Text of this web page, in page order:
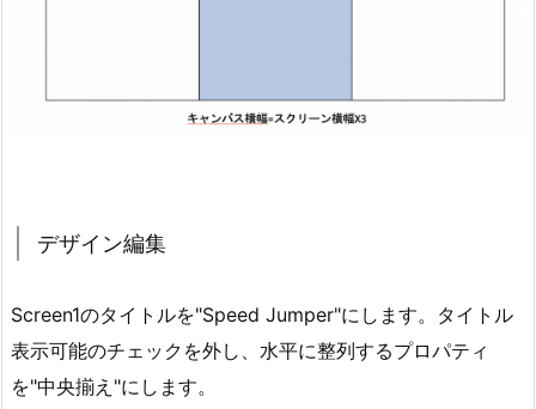
デザイン編集
Screen1のタイトルを"Speed Jumper"にします。タイトル
表示可能のチェックを外し、水平に整列するプロパティ
を"中央揃え"にします。